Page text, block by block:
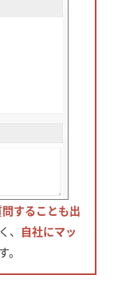
することも出
、 自社にマッ